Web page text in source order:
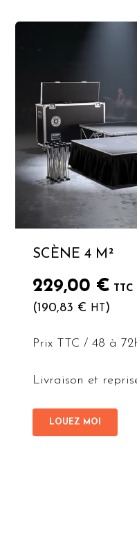
SCÈNE 4 M²
229,00 € TTC
(190,83 € HT )
Prix TTC / 48 à
Livraison et
LOUEZ MOI